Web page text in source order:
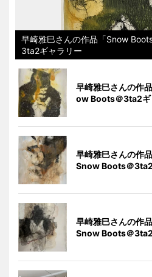
早崎雅巳さんの作品「Snow
3ta2ギャラリー
早崎雅巳さんの作
ow Boots＠3ta2ギ
早崎雅巳さんの作
Snow Boots＠
早崎雅巳さんの作
Snow Boots＠